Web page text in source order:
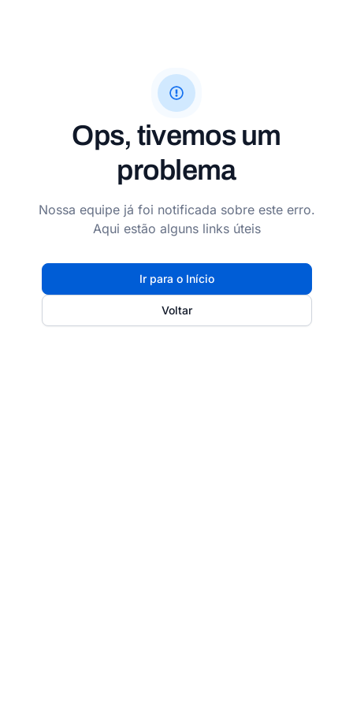
Ops, tivemos um
problema
Nossa equipe já foi notificada sobre este erro.
Aqui estão alguns links úteis
Ir para o Início
Voltar